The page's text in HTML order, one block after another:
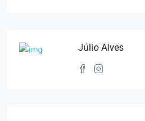
Júlio Alves